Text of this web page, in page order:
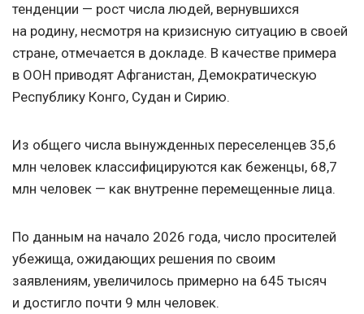
тенденции — рост числа людей, вернувшихся
на родину, несмотря на кризисную ситуацию в своей
стране, отмечается в докладе. В качестве примера
в ООН приводят Афганистан, Демократическую
Республику Конго, Судан и Сирию.
Из общего числа вынужденных переселенцев 35,6
млн человек классифицируются как беженцы, 68,7
млн человек — как внутренне перемещенные лица.
По данным на начало 2026 года, число просителей
убежища, ожидающих решения по своим
заявлениям, увеличилось примерно на 645 тысяч
и достигло почти 9 млн человек.